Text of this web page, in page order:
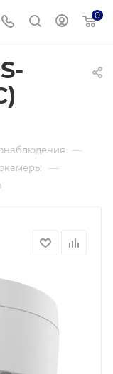
0
—
—